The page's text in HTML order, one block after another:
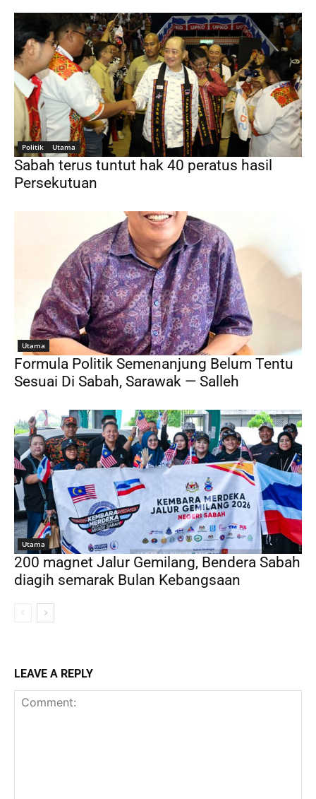
Politik Utama
Sabah terus tuntut hak 40 peratus hasil
Persekutuan
Utama
Formula Politik Semenanjung Belum Tentu
Sesuai Di Sabah, Sarawak — Salleh
Utama
200 magnet Jalur Gemilang, Bendera Sabah
diagih semarak Bulan Kebangsaan
LEAVE A REPLY